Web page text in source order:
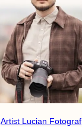
Artist Lucian Fotograf